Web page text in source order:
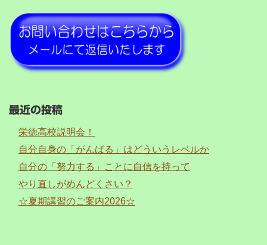
最近の投稿
栄徳高校説明会！
自分自身の「がんばる」はどういうレベルか
自分の「努力する」ことに自信を持って
やり直しがめんどくさい？
☆夏期講習のご案内2026☆